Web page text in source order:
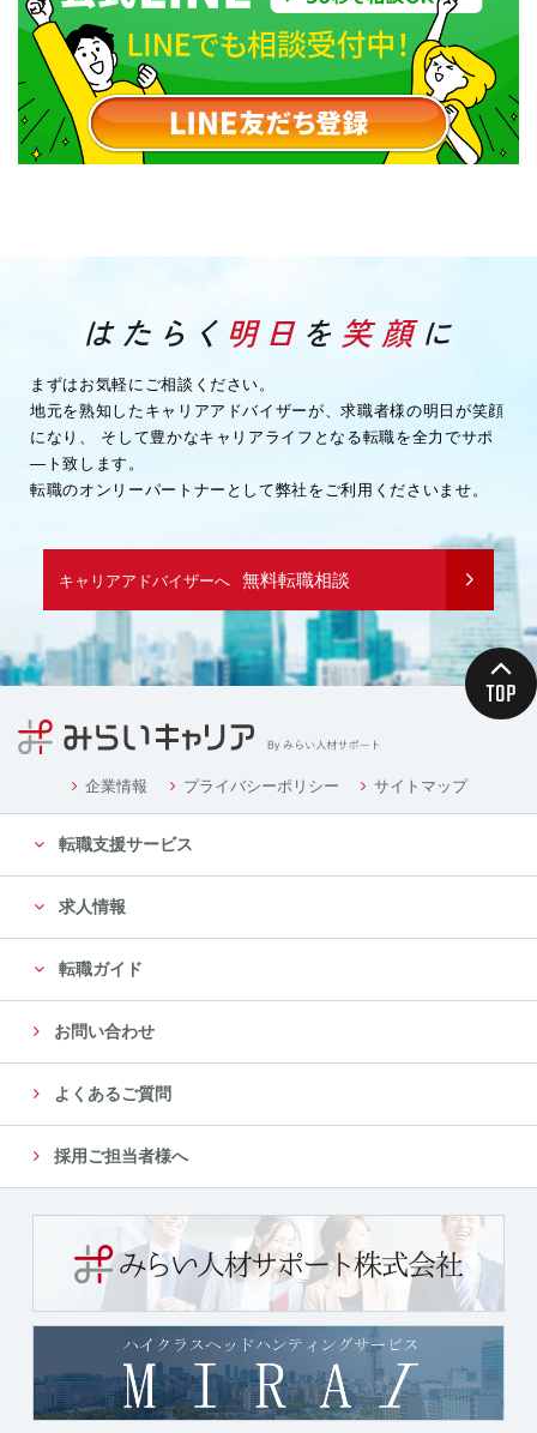
まずはお気軽にご相談ください。
地元を熟知したキャリアアドバイザーが、求職者様の明日が笑顔
になり、
そして豊かなキャリアライフとなる転職を全力でサポ
―ト致します。
転職のオンリーパートナーとして弊社をご利用くださいませ。
キャリアアドバイザーへ 無料転職相談
企業情報 プライバシーポリシー サイトマップ
転職支援サービス
求人情報
転職ガイド
お問い合わせ
よくあるご質問
採用ご担当者様へ